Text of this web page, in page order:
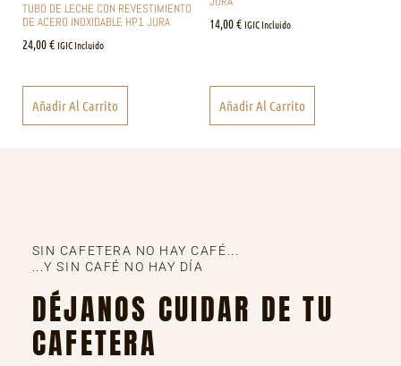
TUBO DE LECHE CON REVESTIMIENTO
DE ACERO INOXIDABLE HP1 JURA
24,00€ IGIC Incluido
Añadir Al Carrito
14,00€ IGIC Incluido
Añadir Al Carrito
SIN CAFETERA NO HAY CAFÉ...
...Y SIN CAFÉ NO HAY DÍA
DÉJANOS CUIDAR DE TU
CAFETERA